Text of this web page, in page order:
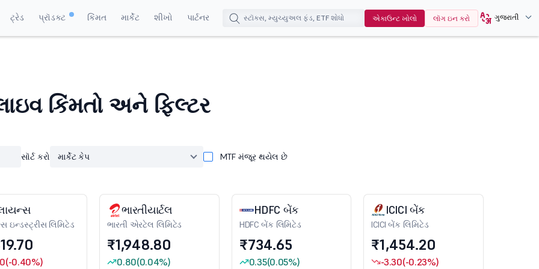
ટ્રેડ પ્રૉડક્ટ કિંમત માર્કેટ શીખો પાર્ટનર એકાઉન્ટ ખોલો લૉગ ઇન કરો ગુજરાતી
કિંમતો અને ફિલ્ટર
સૉર્ટ કરો માર્કેટ કેપ MTF મંજૂર થયેલ છે
ઇન્ડસ્ટ્રીસ લિમિટેડ
(-0.40%)
ભારતીયાર્ટલ
ભારતી એરટેલ લિમિટેડ
₹1,948.80
0.80(0.04%)
HDFC બેંક
HDFC બેંક લિમિટેડ
₹734.65
0.35(0.05%)
ICICI બેંક
ICICI બેંક લિમિટેડ
₹1,454.20
-3.30(-0.23%)